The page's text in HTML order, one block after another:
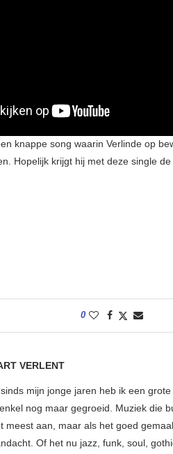
knappe song waarin Verlinde op
Hopelijk krijgt hij met deze single
0
VERLENT
mijn jonge jaren heb ik een
nog maar gegroeid. Muziek die
meest aan, maar als het goed
Of het nu jazz, funk, soul,